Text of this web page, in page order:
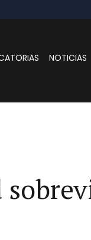
NOTICIAS